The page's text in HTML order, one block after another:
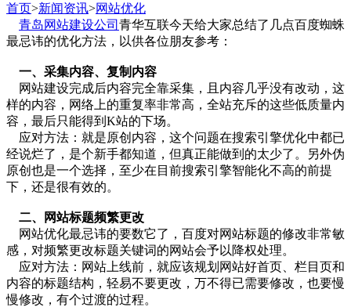
首页>新闻资讯>网站优化
青岛网站建设公司 青华互联今天给大家总结了几点百度蜘蛛
最忌讳的优化方法，以供各位朋友参考：
一、采集内容、复制内容
网站建设完成后内容完全靠采集，且内容几乎没有改动，这
样的内容，网络上的重复率非常高，全站充斥的这些低质量内
容，最后只能得到K站的下场。
应对方法：就是原创内容，这个问题在搜索引擎优化中都已
经说烂了，是个新手都知道，但真正能做到的太少了。另外伪
原创也是一个选择，至少在目前搜索引擎智能化不高的前提
下，还是很有效的。
二、网站标题频繁更改
网站优化最忌讳的要数它了，百度对网站标题的修改非常敏
感，对频繁更改标题关键词的网站会予以降权处理。
应对方法：网站上线前，就应该规划网站好首页、栏目页和
内容的标题结构，轻易不要更改，万不得已需要修改，也要慢
慢修改，有个过渡的过程。